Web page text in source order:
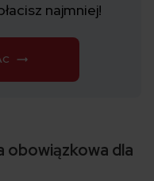
najmniej!
obowiązkowa dla